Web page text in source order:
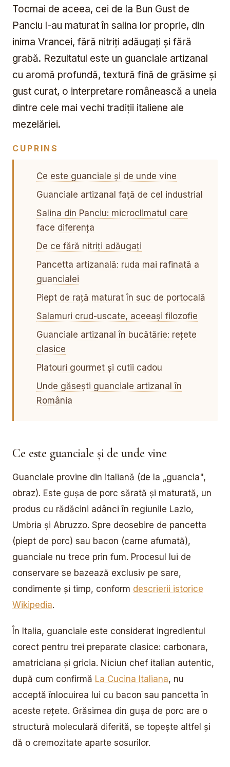
Tocmai de aceea, cei de la Bun Gust de
Panciu l-au maturat în salina lor proprie, din
inima Vrancei, fără nitriți adăugați și fără
grabă. Rezultatul este un guanciale artizanal
cu aromă profundă, textură fină de grăsime și
gust curat, o interpretare românească a uneia
dintre cele mai vechi tradiții italiene ale
mezelăriei.
CUPRINS
Ce este guanciale și de unde vine
Guanciale artizanal față de cel industrial
Salina din Panciu: microclimatul care
face diferența
De ce fără nitriți adăugați
Pancetta artizanală: ruda mai rafinată a
guancialei
Piept de rață maturat în suc de portocală
Salamuri crud-uscate, aceeași filozofie
Guanciale artizanal în bucătărie: rețete
clasice
Platouri gourmet și cutii cadou
Unde găsești guanciale artizanal în
România
Ce este guanciale și de unde vine
Guanciale provine din italiană (de la „guancia",
obraz). Este gușa de porc sărată și maturată, un
produs cu rădăcini adânci în regiunile Lazio,
Umbria și Abruzzo. Spre deosebire de pancetta
(piept de porc) sau bacon (carne afumată),
guanciale nu trece prin fum. Procesul lui de
conservare se bazează exclusiv pe sare,
condimente și timp, conform descrierii istorice
Wikipedia.
În Italia, guanciale este considerat ingredientul
corect pentru trei preparate clasice: carbonara,
amatriciana și gricia. Niciun chef italian autentic,
după cum confirmă La Cucina Italiana, nu
acceptă înlocuirea lui cu bacon sau pancetta în
aceste rețete. Grăsimea din gușa de porc are o
structură moleculară diferită, se topește altfel și
dă o cremozitate aparte sosurilor.